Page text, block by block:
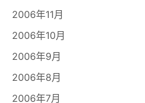
2006年11月
2006年10月
2006年9月
2006年8月
2006年7月